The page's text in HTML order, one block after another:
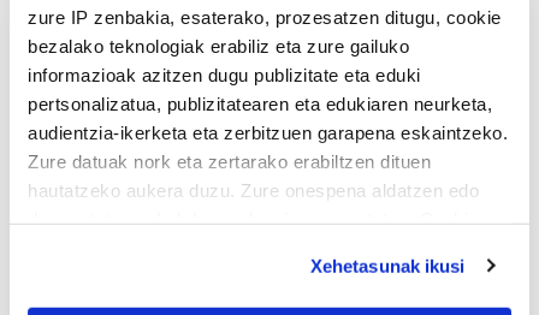
zure IP zenbakia, esaterako, prozesatzen ditugu, cookie
bezalako teknologiak erabiliz eta zure gailuko
informazioak azitzen dugu publizitate eta eduki
pertsonalizatua, publizitatearen eta edukiaren neurketa,
audientzia-ikerketa eta zerbitzuen garapena eskaintzeko.
Zure datuak nork eta zertarako erabiltzen dituen
hautatzeko aukera duzu. Zure onespena aldatzen edo
If you allow, we would also like to:
Xehetasunak ikusi